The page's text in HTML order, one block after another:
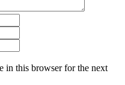
in this browser for the next